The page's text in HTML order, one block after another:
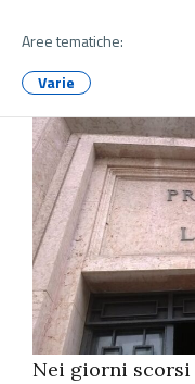
Aree tematiche:
Varie
Nei giorni scorsi